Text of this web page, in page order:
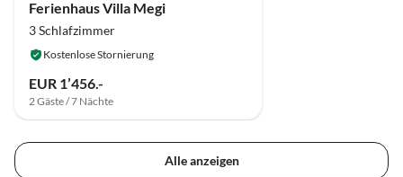
Ferienhaus Villa Megi
3 Schlafzimmer
Kostenlose Stornierung
EUR 1’456.-
2 Gäste / 7 Nächte
Alle anzeigen